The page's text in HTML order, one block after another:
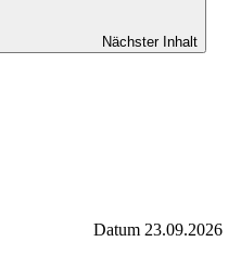
Nächster Inhalt
Datum 23.09.2026